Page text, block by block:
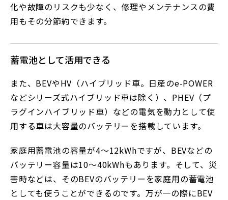
化や故障のリスクも少なく、修理やメンテナンスの費
用もその分節約できます。
蓄電池として活用できる
また、BEVやHV（ハイブリッド車。日産のe-POWER
などシリーズ式ハイブリッド車は除く）、PHEV（プ
ラグインハイブリッド車）などの電気を動力として使
用する車は大容量のバッテリーを搭載しています。
家庭用蓄電池の容量が4～12kWhですが、BEVなどの
バッテリー容量は10～40kWhもあります。そして、災
害時などは、そのBEVのバッテリーを家庭用の蓄電池
としても使うことができるのです。万が一の際にBEV